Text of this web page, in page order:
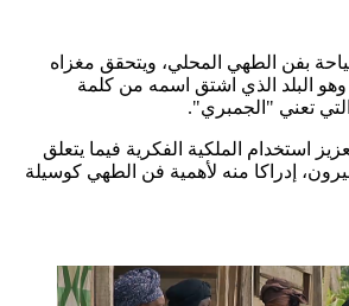
بفن الطهي المحلي، ويتحقق مغزاه
وهو البلد الذي اشتق اسمه من كلمة
التي تعني "الجمبري".
استخدام الملكية الفكرية فيما يتعلق
إدراكا منه لأهمية فن الطهي كوسيلة